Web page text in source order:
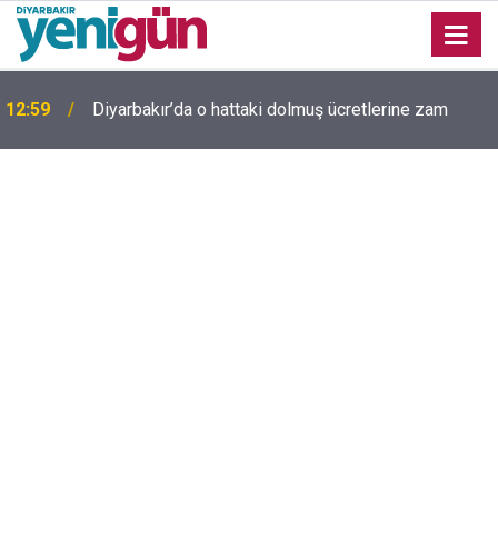
12:59 Diyarbakır’da o hattaki dolmuş ücretlerine zam